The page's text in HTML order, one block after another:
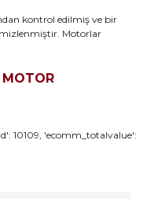
kontrol edilmiş ve bir
Motorlar
ve diğer
öneri formunu
10109, 'ecomm_totalvalue':